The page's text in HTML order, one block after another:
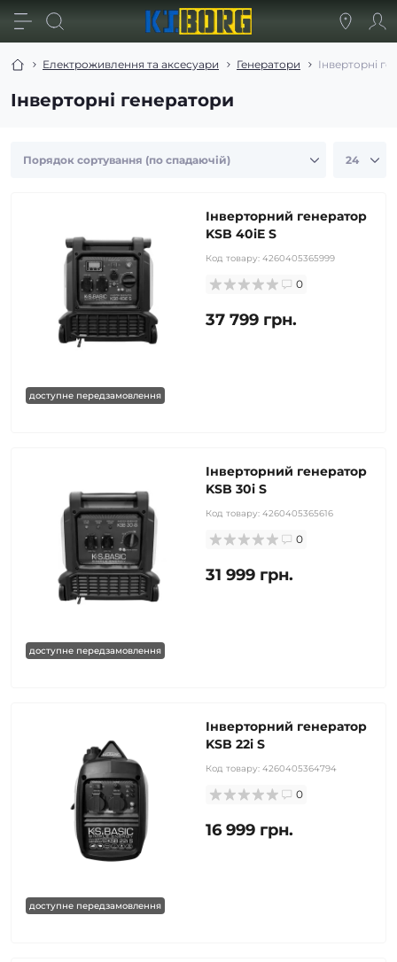
Електроживлення та аксесуари Генератори Інверторні
Інверторні генератори
доступне передзамовлення
Інверторний генератор
KSB 40iE S
Код товару: 4260405365999
0
37 799 грн.
доступне передзамовлення
Інверторний генератор
KSB 30i S
Код товару: 4260405365616
0
31 999 грн.
доступне передзамовлення
Інверторний генератор
KSB 22i S
Код товару: 4260405364794
0
16 999 грн.